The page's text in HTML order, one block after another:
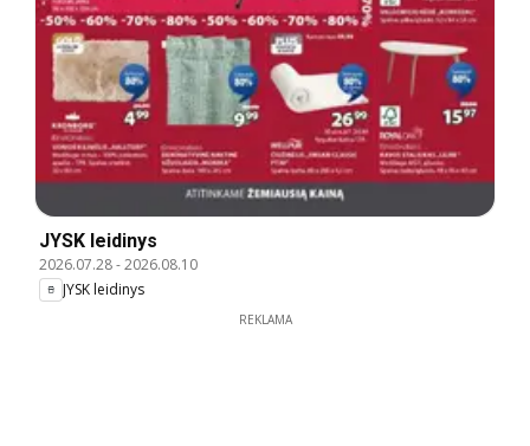
JYSK leidinys
2026.07.28-2026.08.10
JYSK leidinys
REKLAMA